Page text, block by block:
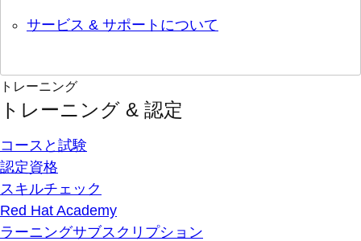
サービス & サポートについて
トレーニング
トレーニング & 認定
コースと試験
認定資格
スキルチェック
Red Hat Academy
ラーニングサブスクリプション